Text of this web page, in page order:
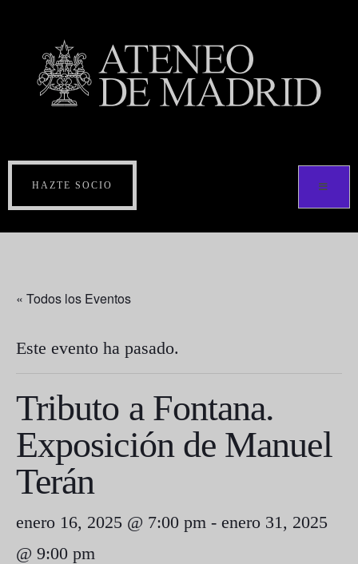
HAZTE SOCIO
« Todos los Eventos
Este evento ha pasado.
Tributo a Fontana.
Exposición de Manuel
Terán
enero 16, 2025 @ 7:00 pm - enero 31, 2025
@ 9:00 pm